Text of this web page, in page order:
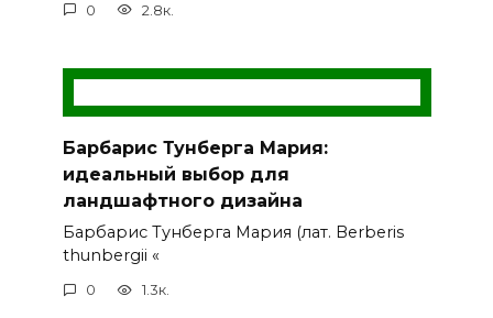
0 2.8к.
Барбарис Тунберга Мария:
идеальный выбор для
ландшафтного дизайна
Барбарис Тунберга Мария (лат. Berberis
thunbergii «
0 1.3к.